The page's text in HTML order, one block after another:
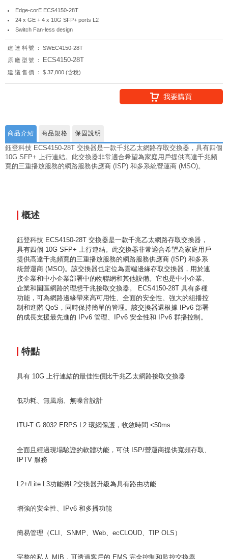
Edge-corE ECS4150-28T
24 x GE + 4 x 10G SFP+ ports L2
Switch Fan-less design
建達料號：
SWEC4150-28T
原廠型號：
ECS4150-28T
建議售價： $ 37,800 (含稅)
我要購買
商品介紹 商品規格 保固說明
鈺登科技 ECS4150-28T 交換器是一款千兆乙太網路存取交換器，具有四個
10G SFP+ 上行連結。此交換器非常適合希望為家庭用戶提供高達千兆頻
寬的三重播放服務的網路服務供應商 (ISP) 和多系統營運商 (MSO)。
概述
鈺登科技 ECS4150-28T 交換器是一款千兆乙太網路存取交換器，
具有四個 10G SFP+ 上行連結。此交換器非常適合希望為家庭用戶
提供高達千兆頻寬的三重播放服務的網路服務供應商 (ISP) 和多系
統營運商 (MSO)。該交換器也定位為雲端邊緣存取交換器，用於連
接企業和中小企業部署中的物聯網和其他設備。它也是中小企業、
企業和園區網路的理想千兆接取交換器。 ECS4150-28T 具有多種
功能，可為網路邊緣帶來高可用性、全面的安全性、強大的組播控
制和進階 QoS，同時保持簡單的管理。該交換器還根據 IPv6 部署
的成長支援最先進的 IPv6 管理、IPv6 安全性和 IPv6 群播控制。
特點
具有 10G 上行連結的最佳性價比千兆乙太網路接取交換器
低功耗、無風扇、無噪音設計
ITU-T G.8032 ERPS L2 環網保護，收斂時間 <50ms
全面且經過現場驗證的軟體功能，可供 ISP/營運商提供寬頻存取、
IPTV 服務
L2+/Lite L3功能將L2交換器升級為具有路由功能
增強的安全性、IPv6 和多播功能
簡易管理（CLI、SNMP、Web、ecCLOUD、TIP OLS）
完整的私人 MIB，可透過客戶的 EMS 完全控制和監控交換器